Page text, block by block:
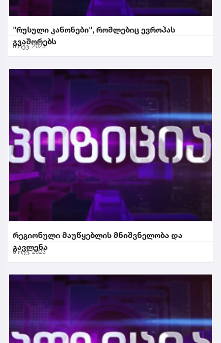
"რუსული კანონები", რომლებიც ევროპას
გვაშორებს
6 ოქტ. 2023
რეგიონული მაუწყებლის მნიშვნელობა და
გავლენა
6 ოქტ. 2023